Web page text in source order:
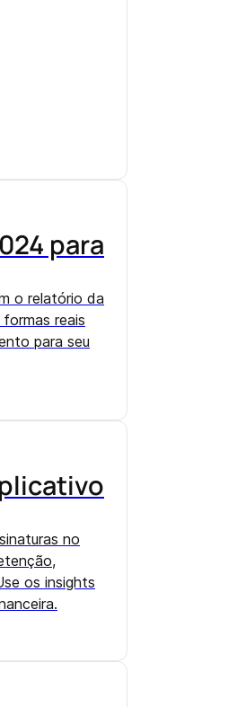
para
o relatório da
reais
para seu
no
os insights